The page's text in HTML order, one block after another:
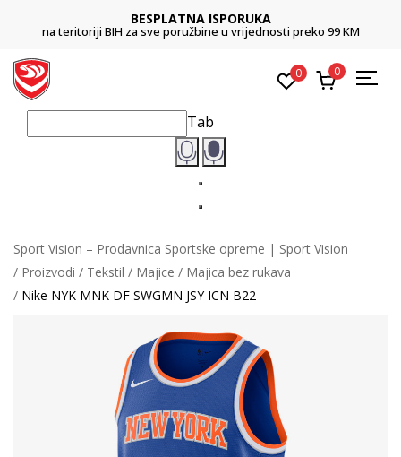
BESPLATNA ISPORUKA
na teritoriji BIH za sve poružbine u vrijednosti preko 99 KM
0 0
Tab
Sport Vision – Prodavnica Sportske opreme | Sport Vision
Proizvodi
Tekstil Majice
Majica bez rukava
Nike NYK MNK DF SWGMN JSY ICN B22